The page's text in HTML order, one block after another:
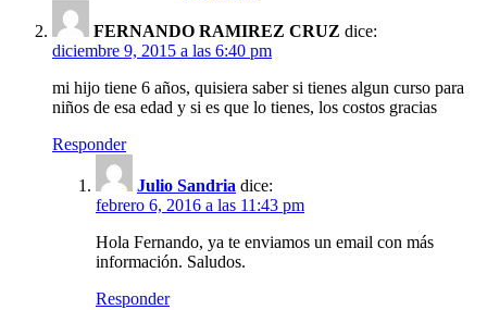
FERNANDO RAMIREZ CRUZ dice:
diciembre 9, 2015 a las 6:40 pm
mi hijo tiene 6 años, quisiera saber si tienes algun curso para
niños de esa edad y si es que lo tienes, los costos gracias
Responder
Julio Sandria dice:
febrero 6, 2016 a las 11:43 pm
Hola Fernando, ya te enviamos un email con más
información. Saludos.
Responder